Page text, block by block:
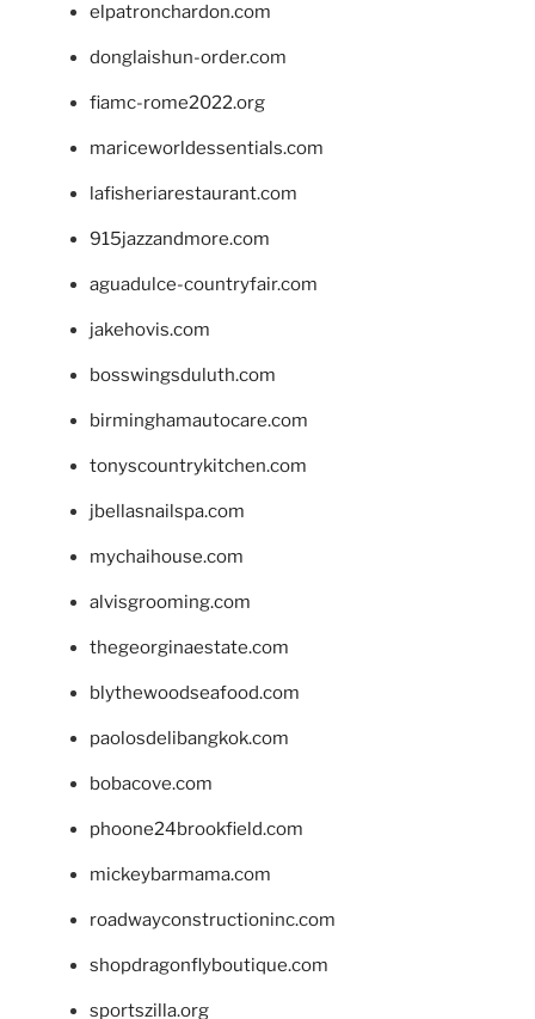
elpatronchardon.com
donglaishun-order.com
fiamc-rome2022.org
mariceworldessentials.com
lafisheriarestaurant.com
915jazzandmore.com
aguadulce-countryfair.com
jakehovis.com
bosswingsduluth.com
birminghamautocare.com
tonyscountrykitchen.com
jbellasnailspa.com
mychaihouse.com
alvisgrooming.com
thegeorginaestate.com
blythewoodseafood.com
paolosdelibangkok.com
bobacove.com
phoone24brookfield.com
mickeybarmama.com
roadwayconstructioninc.com
shopdragonflyboutique.com
sportszilla.org